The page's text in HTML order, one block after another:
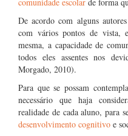
De acordo com alguns
com vários pontos de vista,
mesma, a capacidade de
todos eles assentes nos
Morgado, 2010).
Para que se possam
necessário que haja
realidade de cada aluno, para
desenvolvimento cognitivo e